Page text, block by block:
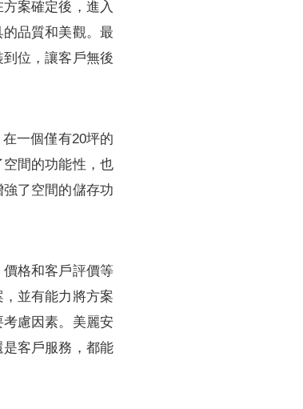
案確定後，進入
品質和美觀。最
位，讓客戶無後
一個僅有20坪的
間的功能性，也
了空間的儲存功
格和客戶評價等
並有能力將方案
慮因素。美麗安
客戶服務，都能